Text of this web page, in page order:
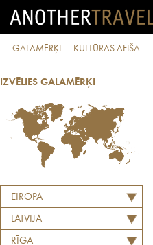
GALAMĒRĶI KULTŪRAS AFIŠA
IZVĒLIES GALAMĒRĶI
EIROPA
LATVIJA
RĪGA